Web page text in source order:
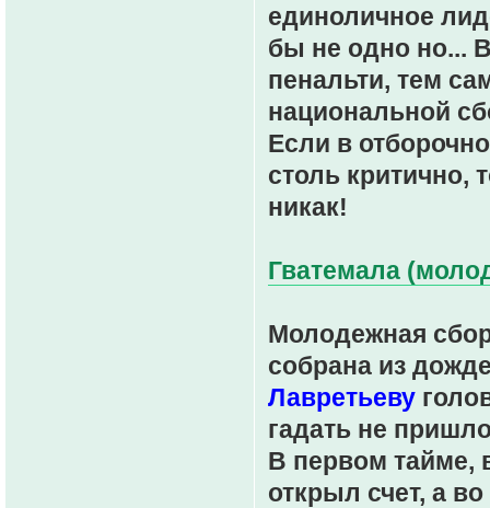
единоличное
бы не одно но...
пенальти, тем
национальной
Если в
столь критично,
никак!
Гватемала
Молодежная
собрана из
Лавретьеву
гадать не
В первом тайме,
открыл счет, а